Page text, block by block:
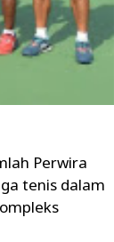
Perwira
tenis dalam